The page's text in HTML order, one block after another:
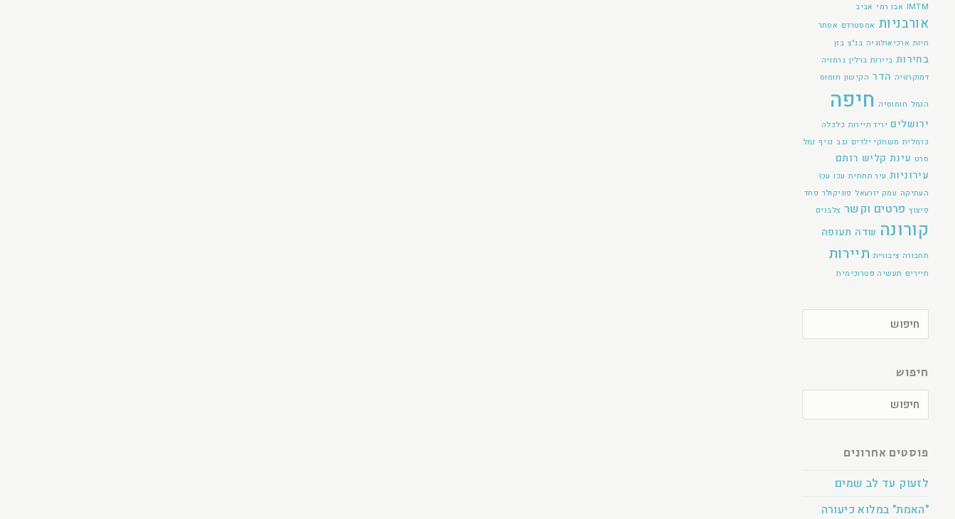
IMTM אבו רמי אביב
אורבניות אמסטרדם אסתר
חיות ארכיאולוגיה בג"צ בזן
בחירות ביירות ברלין גרמניה
דמוקרטיה הדר הקישון חומוס
הנמל חומוסיה חיפה
ירושלים יריד תיירות כלכלה
כרמלית משחקי ילדים נגב נגיף נמל
סרט עינת קליש רותם
עירוניות עיר תחתית עכו עכו
העתיקה עמק יזרעאל פוניקולר פחד
פיצוץ פרטים וקשר צלבנים
קורונה שדה תעופה
תחבורה ציבורית תיירות
תיירים תעשיה פטרוכימית
חיפוש
פוסטים אחרונים
לזעוק עד לב שמים
"האמת" במלוא כיעורה